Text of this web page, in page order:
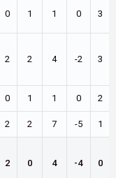
0 1 1 0 3
2 2 4 -2 3
0 1 1 0 2
2 2 7 -5 1
2 0 4 -4 0